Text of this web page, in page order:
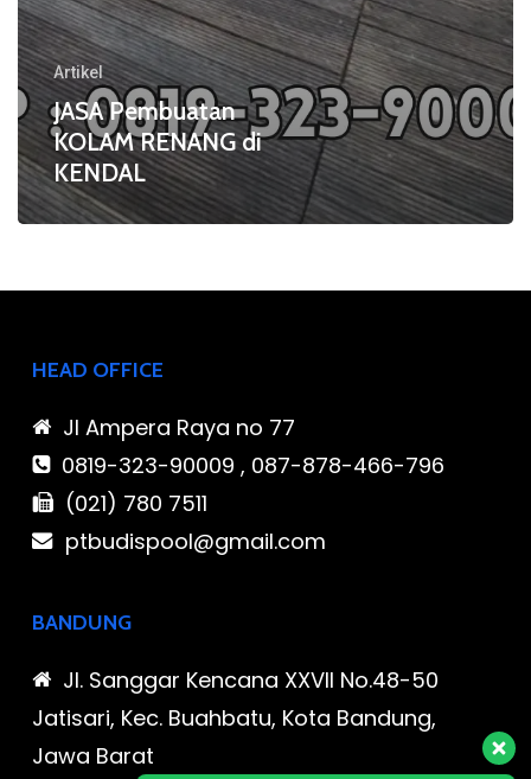
Artikel
JASA Pembuatan
KOLAM RENANG di
KENDAL
HEAD OFFICE
Jl Ampera Raya no 77
0819-323-90009 , 087-878-466-796
(021) 780 7511
ptbudispool@gmail.com
BANDUNG
Jl. Sanggar Kencana XXVII No.48-50
Jatisari, Kec. Buahbatu, Kota Bandung,
Jawa Barat